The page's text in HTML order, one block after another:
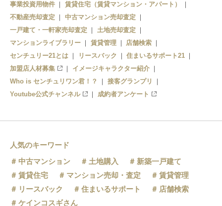
事業投資用物件
賃貸住宅（賃貸マンション・アパート）
不動産売却査定
中古マンション売却査定
一戸建て・一軒家売却査定
土地売却査定
マンションライブラリー
賃貸管理
店舗検索
センチュリー21とは
リースバック
住まいるサポート21
加盟店人材募集
イメージキャラクター紹介
Who is センチュリワン君！？
接客グランプリ
Youtube公式チャンネル
成約者アンケート
人気のキーワード
中古マンション
土地購入
新築一戸建て
賃貸住宅
マンション売却・査定
賃貸管理
リースバック
住まいるサポート
店舗検索
ケインコスギさん